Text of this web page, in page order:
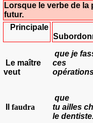
Lorsque le verbe de
futur.
Principale
Le maître
veut
que je
ces
faudra
que
tu ailles
le dentiste.